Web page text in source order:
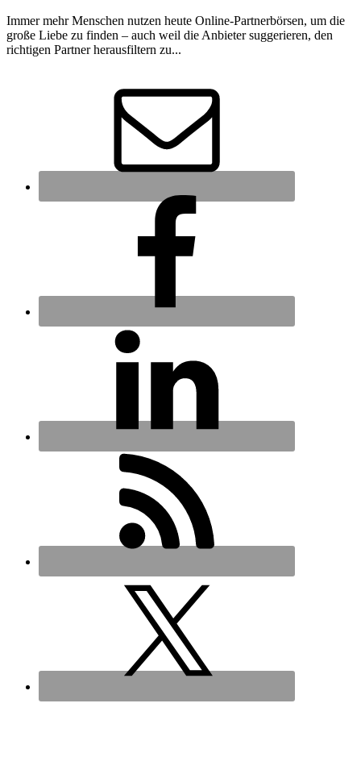
Immer mehr Menschen nutzen heute Online-Partnerbörsen, um die
große Liebe zu finden – auch weil die Anbieter suggerieren, den
richtigen Partner herausfiltern zu...